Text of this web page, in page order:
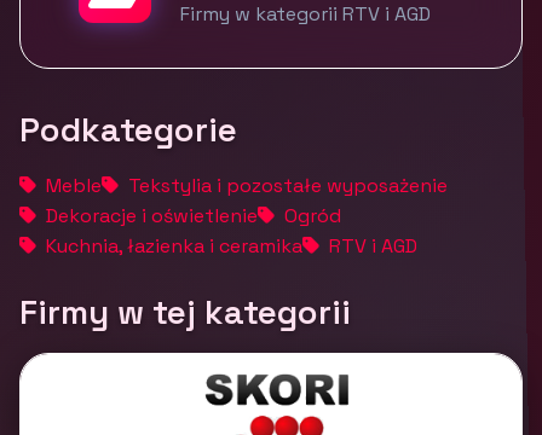
Firmy w kategorii RTV i AGD
Podkategorie
Meble
Tekstylia i pozostałe wyposażenie
Dekoracje i oświetlenie
Ogród
Kuchnia, łazienka i ceramika
RTV i AGD
Firmy w tej kategorii